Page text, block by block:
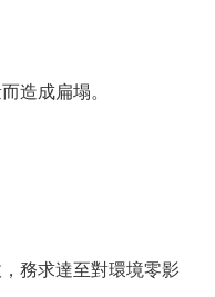
造成扁塌。
務求達至對環境零影